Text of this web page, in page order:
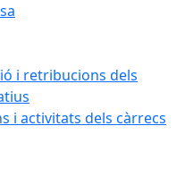
i retribucions dels
i activitats dels càrrecs